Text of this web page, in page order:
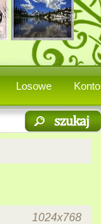
Losowe Konto
1024x768